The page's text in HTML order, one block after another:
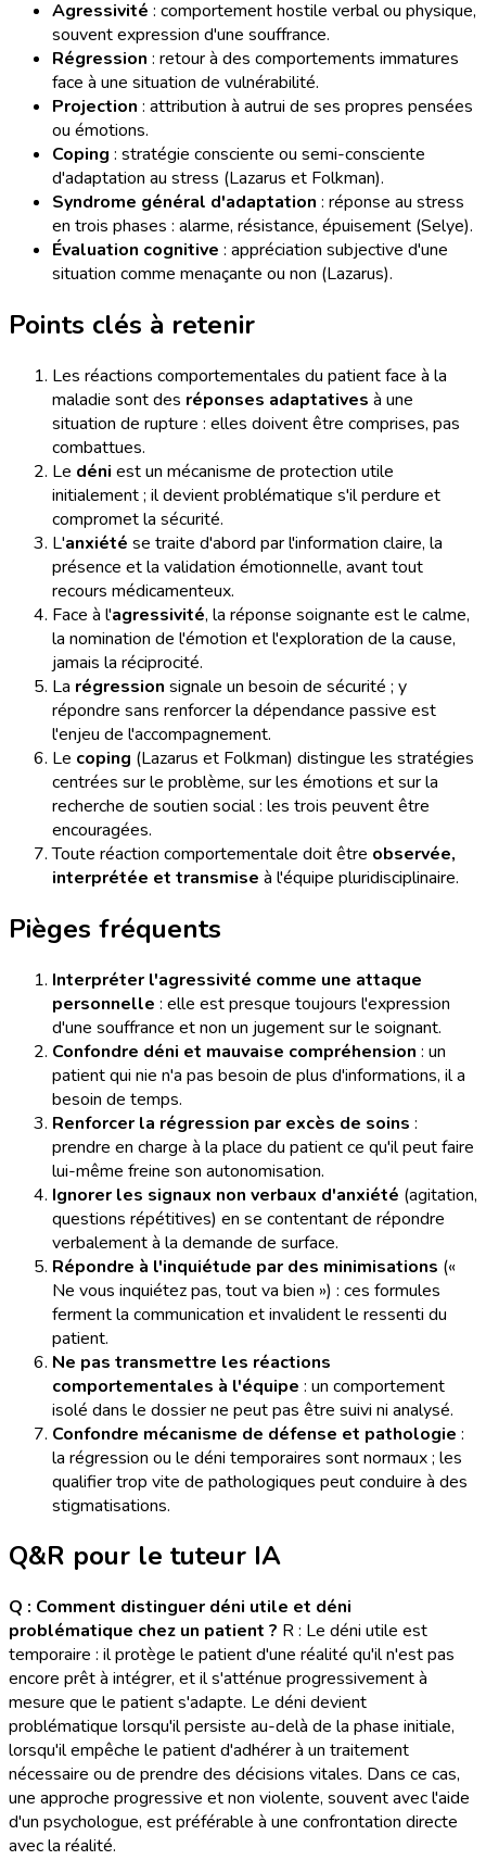
Agressivité : comportement hostile verbal ou physique,
souvent expression d'une souffrance.
Régression : retour à des comportements immatures
face à une situation de vulnérabilité.
Projection : attribution à autrui de ses propres pensées
ou émotions.
Coping : stratégie consciente ou semi-consciente
d'adaptation au stress (Lazarus et Folkman).
Syndrome général d'adaptation : réponse au stress
en trois phases : alarme, résistance, épuisement (Selye).
Évaluation cognitive : appréciation subjective d'une
situation comme menaçante ou non (Lazarus).
Points clés à retenir
Les réactions comportementales du patient face à la
maladie sont des réponses adaptatives à une
situation de rupture : elles doivent être comprises, pas
combattues.
Le déni est un mécanisme de protection utile
initialement ; il devient problématique s'il perdure et
compromet la sécurité.
L'anxiété se traite d'abord par l'information claire, la
présence et la validation émotionnelle, avant tout
recours médicamenteux.
Face à l'agressivité, la réponse soignante est le calme,
la nomination de l'émotion et l'exploration de la cause,
jamais la réciprocité.
La régression signale un besoin de sécurité ; y
répondre sans renforcer la dépendance passive est
l'enjeu de l'accompagnement.
Le coping (Lazarus et Folkman) distingue les stratégies
centrées sur le problème, sur les émotions et sur la
recherche de soutien social : les trois peuvent être
encouragées.
Toute réaction comportementale doit être observée,
interprétée et transmise à l'équipe pluridisciplinaire.
Pièges fréquents
Interpréter l'agressivité comme une attaque
personnelle : elle est presque toujours l'expression
d'une souffrance et non un jugement sur le soignant.
Confondre déni et mauvaise compréhension : un
patient qui nie n'a pas besoin de plus d'informations, il a
besoin de temps.
Renforcer la régression par excès de soins :
prendre en charge à la place du patient ce qu'il peut faire
lui-même freine son autonomisation.
Ignorer les signaux non verbaux d'anxiété (agitation,
questions répétitives) en se contentant de répondre
verbalement à la demande de surface.
Répondre à l'inquiétude par des minimisations («
Ne vous inquiétez pas, tout va bien ») : ces formules
ferment la communication et invalident le ressenti du
patient.
Ne pas transmettre les réactions
comportementales à l'équipe : un comportement
isolé dans le dossier ne peut pas être suivi ni analysé.
Confondre mécanisme de défense et pathologie :
la régression ou le déni temporaires sont normaux ; les
qualifier trop vite de pathologiques peut conduire à des
stigmatisations.
Q&R pour le tuteur IA
Q : Comment distinguer déni utile et déni
problématique chez un patient ? R : Le déni utile est
temporaire : il protège le patient d'une réalité qu'il n'est pas
encore prêt à intégrer, et il s'atténue progressivement à
mesure que le patient s'adapte. Le déni devient
problématique lorsqu'il persiste au-delà de la phase initiale,
lorsqu'il empêche le patient d'adhérer à un traitement
nécessaire ou de prendre des décisions vitales. Dans ce cas,
une approche progressive et non violente, souvent avec l'aide
d'un psychologue, est préférable à une confrontation directe
avec la réalité.